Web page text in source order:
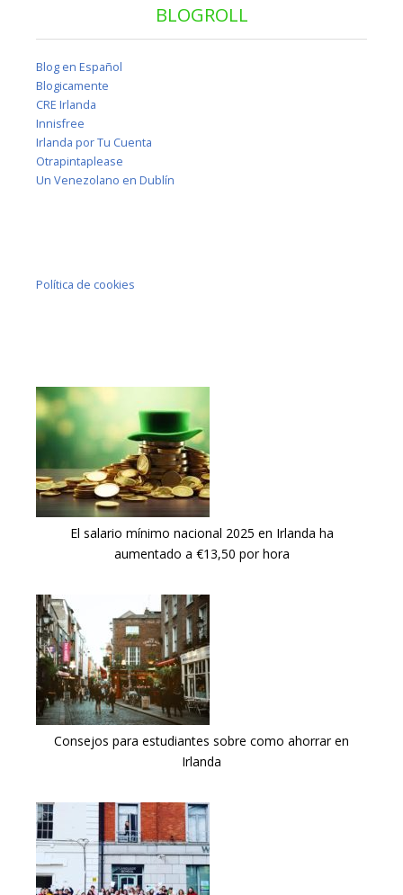
BLOGROLL
Blog en Español
Blogicamente
CRE Irlanda
Innisfree
Irlanda por Tu Cuenta
Otrapintaplease
Un Venezolano en Dublín
Política de cookies
El salario mínimo nacional 2025 en Irlanda ha
aumentado a €13,50 por hora
Consejos para estudiantes sobre como ahorrar en
Irlanda